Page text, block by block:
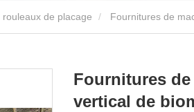
rouleaux de placage Fournitures de
Fournitures de
vertical de